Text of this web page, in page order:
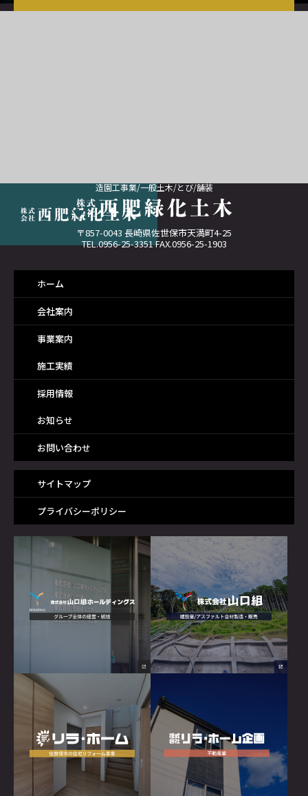
造園工事業/一般土木/とび/舗装
〒857-0043 長崎県佐世保市天満町4-25
TEL.0956-25-3351 FAX.0956-25-1903
ホーム
会社案内
事業案内
施工実績
採用情報
お知らせ
お問い合わせ
サイトマップ
プライバシーポリシー